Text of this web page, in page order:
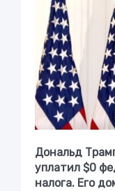
Дональд
уплатил $0
налога. Его